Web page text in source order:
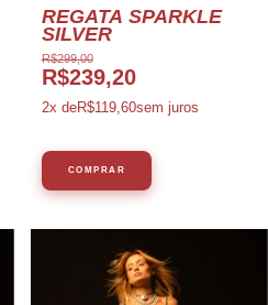
REGATA SPARKLE
SILVER
R$299,00
R$239,20
2x deR$119,60sem juros
COMPRAR